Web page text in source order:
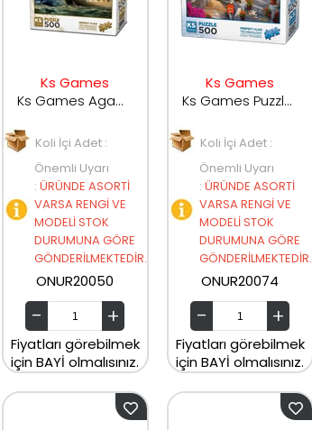
Ks Games
Ks Games Agamemnon in Atlantic 500 Parça Puzzle 20050
Koli İçi Adet :
Önemli Uyarı
: ÜRÜNDE ASORTİ
VARSA RENGİ VE
MODELİ STOK
DURUMUNA GÖRE
GÖNDERİLMEKTEDİR.
ONUR20050
Fiyatları görebilmek
için BAYİ olmalısınız.
Ks Games
Ks Games Puzzle 500 Santorini 20074
Koli İçi Adet :
Önemli Uyarı
: ÜRÜNDE ASORTİ
VARSA RENGİ VE
MODELİ STOK
DURUMUNA GÖRE
GÖNDERİLMEKTEDİR.
ONUR20074
Fiyatları görebilmek
için BAYİ olmalısınız.